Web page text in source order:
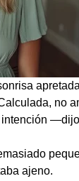
no
ajeno.